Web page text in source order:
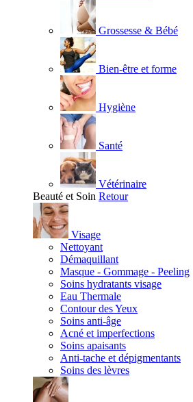
Grossesse & Bébé
Bien-être et forme
Hygiène
Santé
Vétérinaire
Beauté et Soin Retour
Visage
Nettoyant
Démaquillant
Masque - Gommage - Peeling
Soins hydratants visage
Eau Thermale
Contour des Yeux
Soins anti-âge
Acné et imperfections
Soins apaisants
Anti-tache et dépigmentants
Soins des lèvres